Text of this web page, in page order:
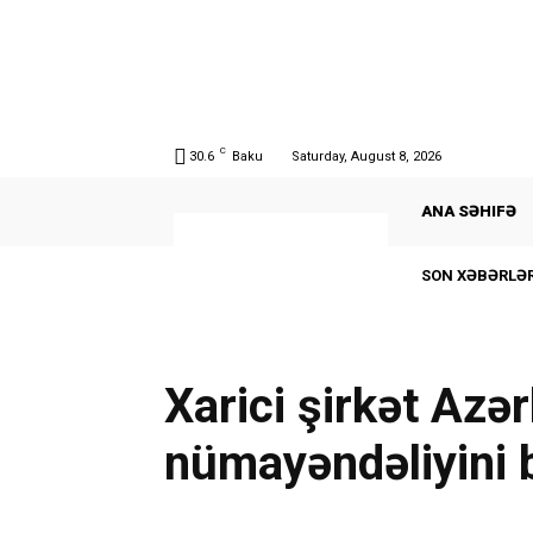
30.6 C Baku Saturday, August 8, 2026
ANA SƏHIFƏ
SON
Xarici şirkət
nümayəndəliyini